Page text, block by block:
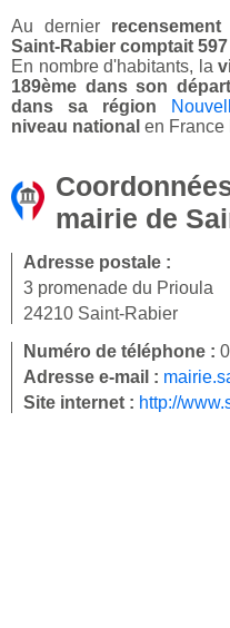
Au dernier
Saint-Rabier comptait
En nombre d'habitants, la
189ème dans son
dans sa région
niveau national en France
mairie de
Adresse postale :
3 promenade du Prioula
24210 Saint-Rabier
Numéro de téléphone :
Adresse e-mail :
Site internet : http://